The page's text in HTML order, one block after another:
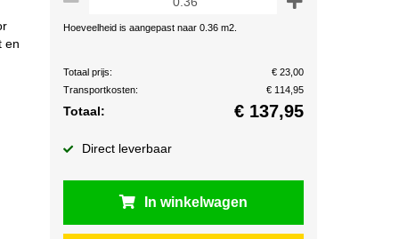
en
Hoeveelheid is aangepast naar 0.36 m2.
Totaal prijs:
€ 23,00
Transportkosten:
€ 114,95
Totaal: € 137,95
Direct leverbaar
In winkelwagen